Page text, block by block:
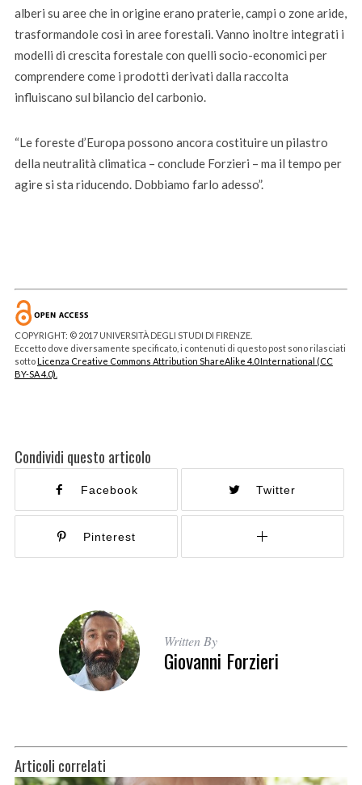
alberi su aree che in origine erano praterie, campi o zone aride,
trasformandole così in aree forestali. Vanno inoltre integrati i
modelli di crescita forestale con quelli socio-economici per
comprendere come i prodotti derivati dalla raccolta
influiscano sul bilancio del carbonio.
“Le foreste d’Europa possono ancora costituire un pilastro
della neutralità climatica – conclude Forzieri – ma il tempo per
agire si sta riducendo. Dobbiamo farlo adesso”.
COPYRIGHT: © 2017 UNIVERSITÀ DEGLI STUDI DI FIRENZE.
Eccetto dove diversamente specificato, i contenuti di questo post sono rilasciati
sottoLicenza Creative Commons Attribution ShareAlike 4.0 International (CC
BY-SA 4.0).
Condividi questo articolo
Facebook Twitter
Pinterest
Written By
Giovanni Forzieri
Articoli correlati